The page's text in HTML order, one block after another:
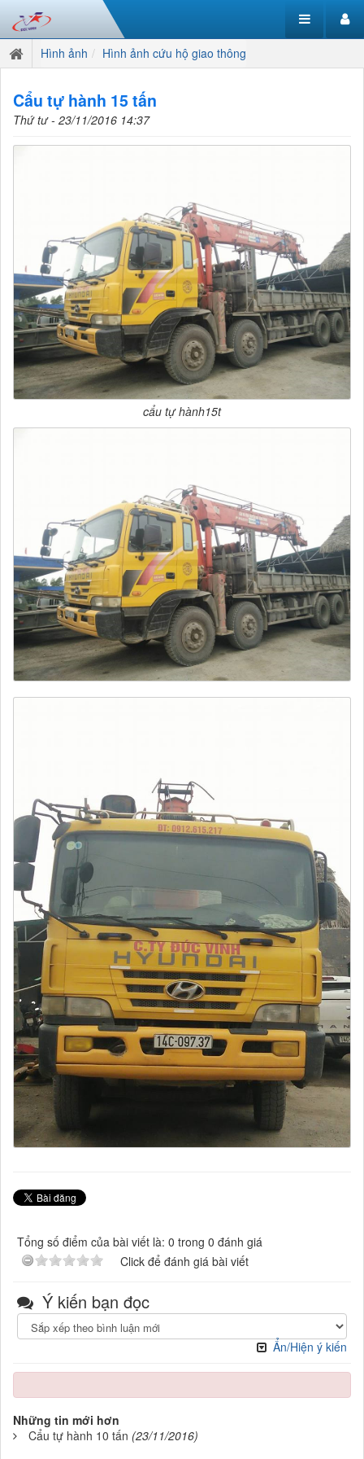
Hình ảnh Hình ảnh cứu hộ giao thông
Cẩu tự hành 15 tấn
Thứ tư - 23/11/2016 14:37
cẩu tự hành15t
Tổng số điểm của bài viết là: 0 trong 0 đánh giá
Click để đánh giá bài viết
Ý kiến bạn đọc
Ẩn/Hiện ý kiến
Những tin mới hơn
Cẩu tự hành 10 tấn (23/11/2016)